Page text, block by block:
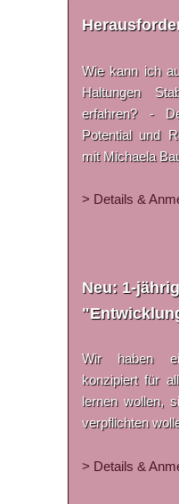
Wie kann ich
Haltungen
erfahren? -
Potential und
mit Michaela
> Details &
Neu: 1-
Wir haben
konzipiert für
lernen wollen,
verpflichten
> Details &